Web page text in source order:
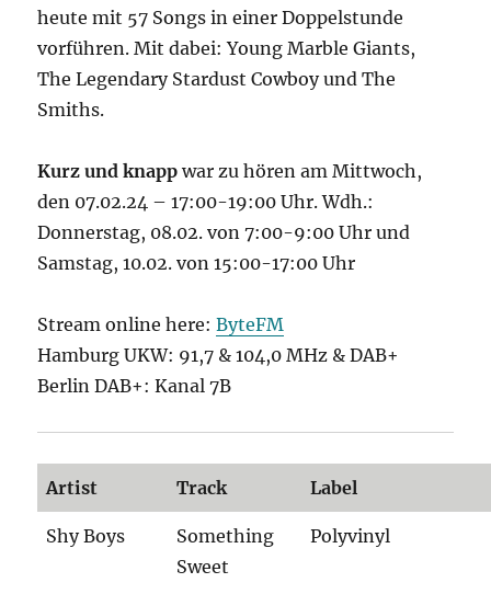
heute mit 57 Songs in einer Doppelstunde
vorführen. Mit dabei: Young Marble Giants,
The Legendary Stardust Cowboy und The
Smiths.
Kurz und knappwar zu hören am Mittwoch,
den 07.02.24 – 17:00-19:00 Uhr. Wdh.:
Donnerstag, 08.02. von 7:00-9:00 Uhr und
Samstag, 10.02. von 15:00-17:00 Uhr
Stream online here:ByteFM
Hamburg UKW: 91,7 & 104,0 MHz & DAB+
Berlin DAB+: Kanal 7B
Artist Track Label
Shy Boys
Something
Sweet
Polyvinyl